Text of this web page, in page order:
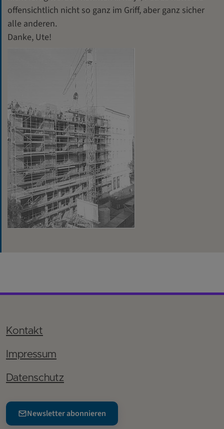
offensichtlich nicht so ganz im Griff, aber ganz sicher
alle anderen.
Danke, Ute!
Kontakt
Impressum
Datenschutz
Newsletter abonnieren